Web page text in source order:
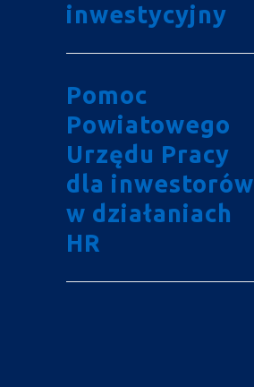
inwestycyjny
Pomoc
Powiatowego
Urzędu Pracy
dla inwestorów
w działaniach
HR